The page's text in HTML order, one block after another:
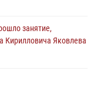
занятие,
Кирилловича Яковлева